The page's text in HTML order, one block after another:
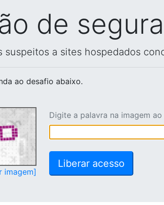
de
a sites hospedados
ao desafio abaixo.
imagem]
Digite a palavra na imagem